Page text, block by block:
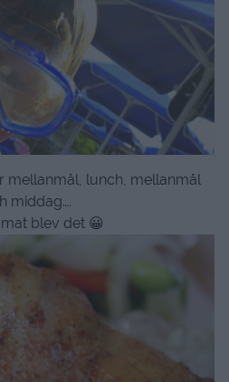
mellanmål, lunch, mellanmål
middag….
blev det 😀